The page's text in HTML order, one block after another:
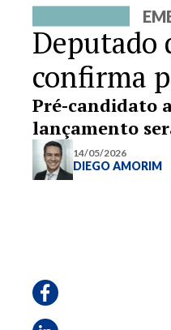
Deputado
confirma
Pré-candidato
lançamento
14/05/2026
DIEGO AMORIM